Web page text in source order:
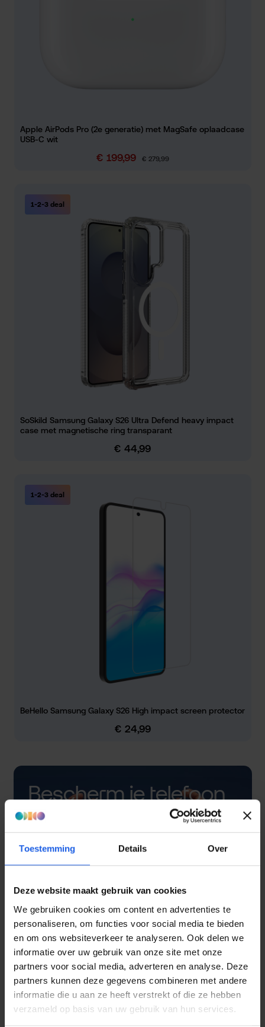
Toestemming Details Over
Deze website maakt gebruik van cookies
We gebruiken cookies om content en advertenties te
personaliseren, om functies voor social media te bieden
en om ons websiteverkeer te analyseren. Ook delen we
informatie over uw gebruik van onze site met onze
partners voor social media, adverteren en analyse. Deze
partners kunnen deze gegevens combineren met andere
informatie die u aan ze heeft verstrekt of die ze hebben
verzameld op basis van uw gebruik van hun services.
Apple AirPods Pro (2e generatie) met MagSafe oplaadcase
USB-C wit
Verkoopprijs:
€ 199,99 Normale prijs:
€ 279,99
1-2-3 deal
SoSkild Samsung Galaxy S26 Ultra Defend heavy impact
case met magnetische ring transparant
Normale prijs:
€ 44,99
1-2-3 deal
BeHello Samsung Galaxy S26 High impact screen protector
Normale prijs:
€ 24,99
Bescherm je telefoon
met een hoesje